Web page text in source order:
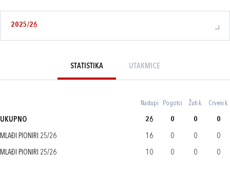
2025/26
STATISTIKA UTAKMICE
Nastupi Pogotci Žuti k. Crveni k.
UKUPNO 26 0 0 0
MLAĐI PIONIRI 25/26 16 0 0 0
MLAĐI PIONIRI 25/26 10 0 0 0